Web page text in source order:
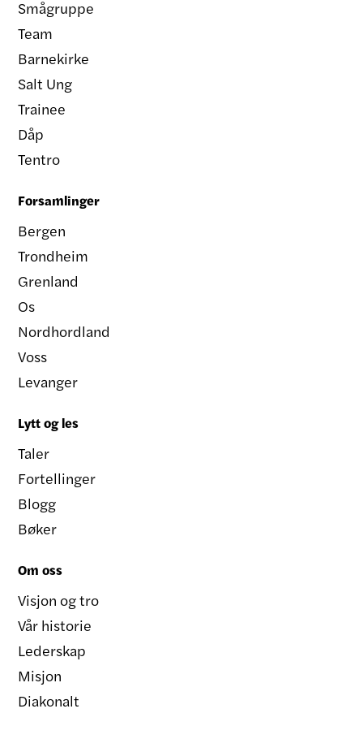
Smågruppe
Team
Barnekirke
Salt Ung
Trainee
Dåp
Tentro
Forsamlinger
Bergen
Trondheim
Grenland
Os
Nordhordland
Voss
Levanger
Lytt og les
Taler
Fortellinger
Blogg
Bøker
Om oss
Visjon og tro
Vår historie
Lederskap
Misjon
Diakonalt